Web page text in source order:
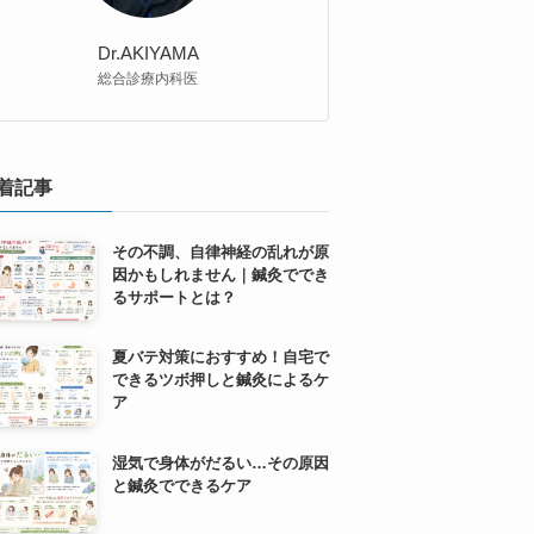
Dr.AKIYAMA
総合診療内科医
記事
その不調、自律神経の乱れが原
因かもしれません｜鍼灸ででき
るサポートとは？
夏バテ対策におすすめ！自宅で
できるツボ押しと鍼灸によるケ
ア
湿気で身体がだるい…その原因
と鍼灸でできるケア